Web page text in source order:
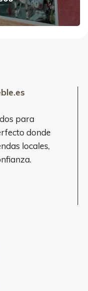
para
donde
locales,